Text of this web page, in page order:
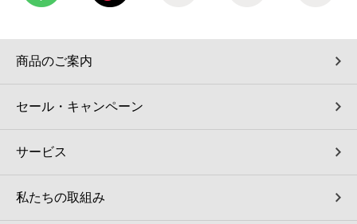
商品のご案内
セール・キャンペーン
サービス
私たちの取組み